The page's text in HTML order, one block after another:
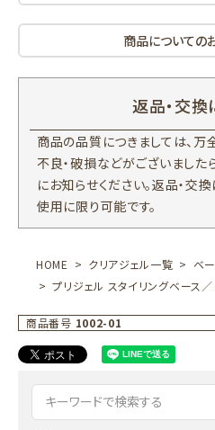
商品についての
返品・交換
商品の品質につきましては、万
不良・破損などがございました
にお知らせください。返品・交
使用に限り可能です。
HOME クリアジェル一覧
ベ
プリジェル スタイリングベース／
商品番号 1002-01